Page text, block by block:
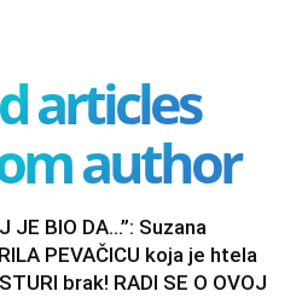
articles
author
JE BIO DA…”: Suzana
PEVAČICU koja je htela
brak! RADI SE O OVOJ